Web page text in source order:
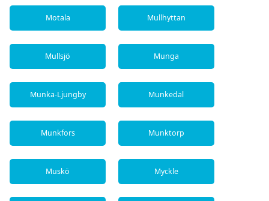
Motala Mullhyttan
Mullsjö Munga
Munka-Ljungby Munkedal
Munkfors Munktorp
Muskö Myckle